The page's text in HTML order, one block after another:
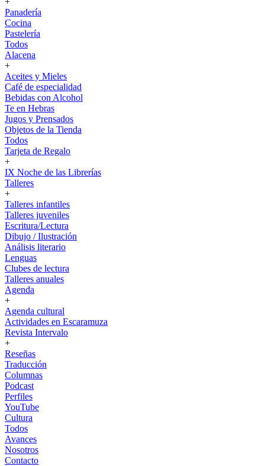
Panadería
Cocina
Pastelería
Todos
Alacena
+
Aceites y Mieles
Café de especialidad
Bebidas con Alcohol
Te en Hebras
Jugos y Prensados
Objetos de la Tienda
Todos
Tarjeta de Regalo
+
IX Noche de las Librerías
Talleres
+
Talleres infantiles
Talleres juveniles
Escritura/Lectura
Dibujo / Ilustración
Análisis literario
Lenguas
Clubes de lectura
Talleres anuales
Agenda
+
Agenda cultural
Actividades en Escaramuza
Revista Intervalo
+
Reseñas
Traducción
Columnas
Podcast
Perfiles
YouTube
Cultura
Todos
Avances
Nosotros
Contacto